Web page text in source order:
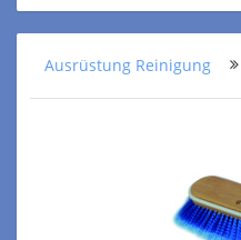
Ausrüstung Reinigung